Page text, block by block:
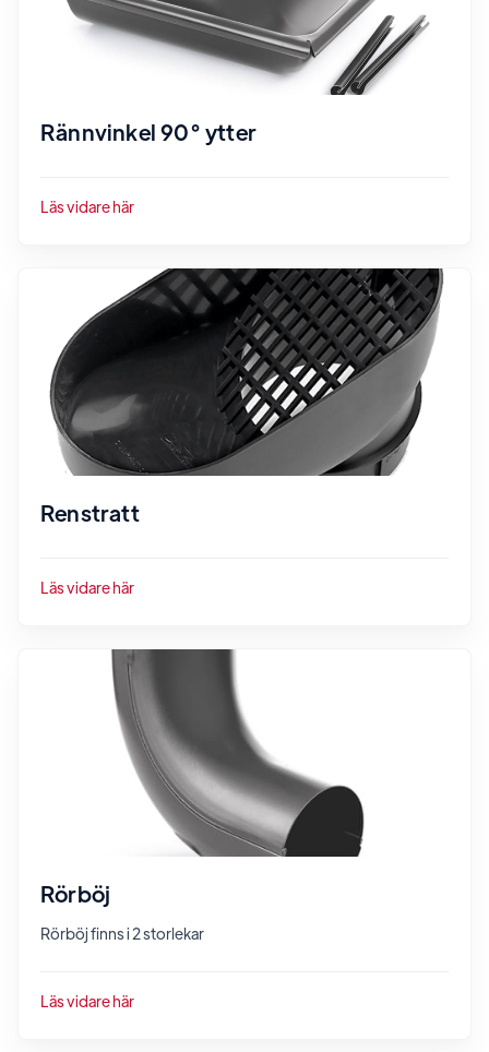
Rännvinkel 90° ytter
Läs vidare här
Renstratt
Läs vidare här
Rörböj
Rörböj finns i 2 storlekar
Läs vidare här